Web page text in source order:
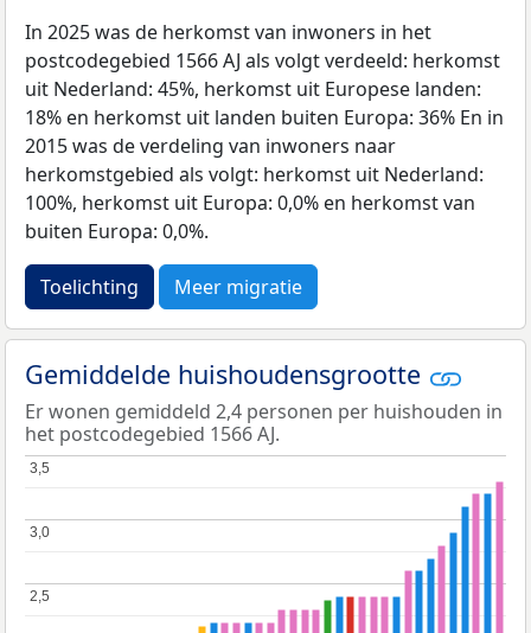
In 2025 was de herkomst van inwoners in het
postcodegebied 1566 AJ als volgt verdeeld: herkomst
uit Nederland: 45%, herkomst uit Europese landen:
18% en herkomst uit landen buiten Europa: 36% En in
2015 was de verdeling van inwoners naar
herkomstgebied als volgt: herkomst uit Nederland:
100%, herkomst uit Europa: 0,0% en herkomst van
buiten Europa: 0,0%.
Toelichting Meer migratie
Gemiddelde huishoudensgrootte
Er wonen gemiddeld 2,4 personen per huishouden in
het postcodegebied 1566 AJ.
2,5
2,5
3,0
3,0
3,5
3,5